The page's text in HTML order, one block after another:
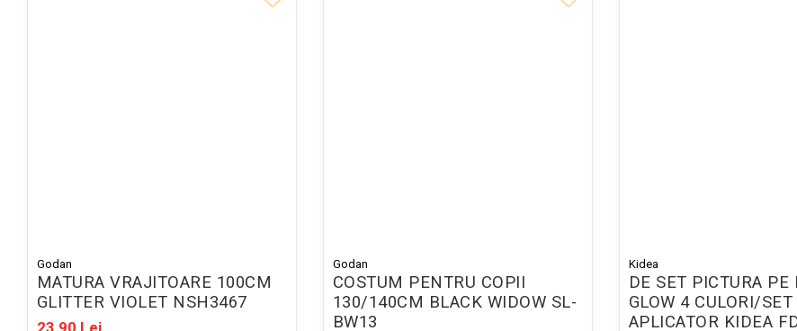
Cutii si containere arhivare
Caiete mecanice
Godan
MATURA VRAJITOARE 100CM
GLITTER VIOLET NSH3467
23,90 Lei
Godan
COSTUM PENTRU COPII
130/140CM BLACK WIDOW SL-
BW13
Kidea
DE SET PICTURA PE
GLOW 4 CULORI/SET
APLICATOR KIDEA